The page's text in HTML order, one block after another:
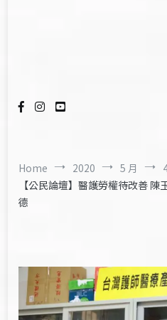
Home 2020 5 月
【公民論壇】醫護勞權待改善
德